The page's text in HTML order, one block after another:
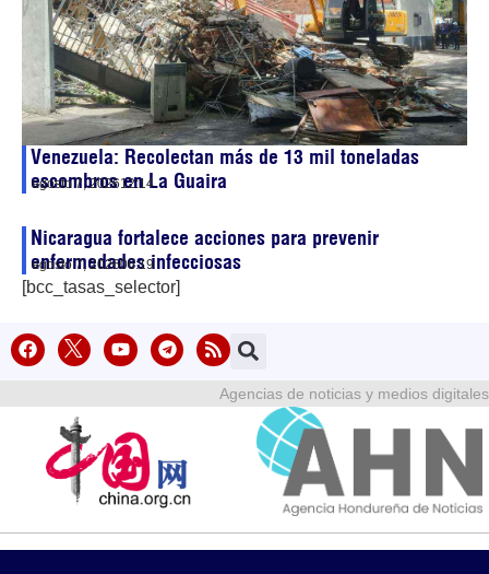
Venezuela: Recolectan más de 13 mil toneladas
escombros en La Guaira
agosto 7, 202612:14
Nicaragua fortalece acciones para prevenir
enfermedades infecciosas
agosto 7, 202606:19
[bcc_tasas_selector]
Agencias de noticias y medios digitales